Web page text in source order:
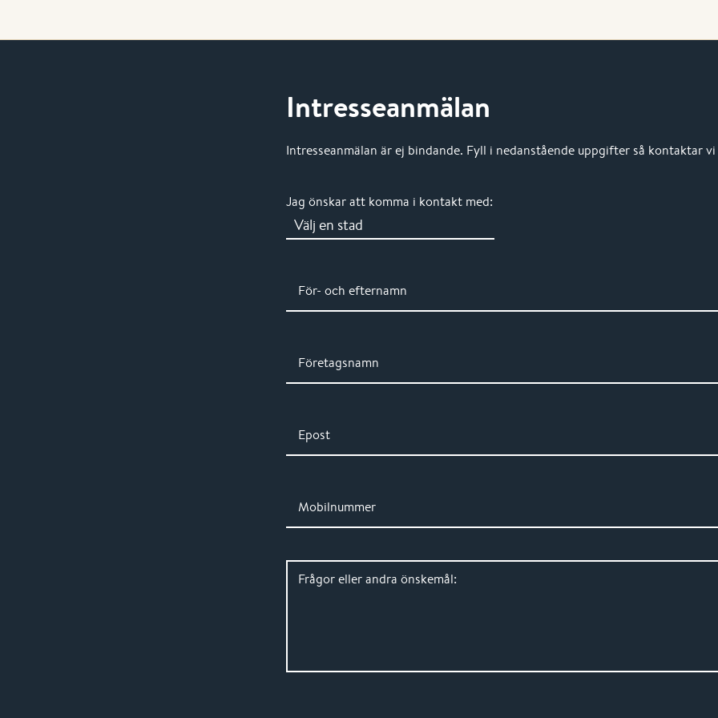
Intresseanmälan
Intresseanmälan är ej bindande. Fyll i nedanstående uppgifter så kontaktar
Jag önskar att komma i kontakt med:
För- och efternamn
Företagsnamn
Epost
Mobilnummer
Frågor eller andra önskemål: